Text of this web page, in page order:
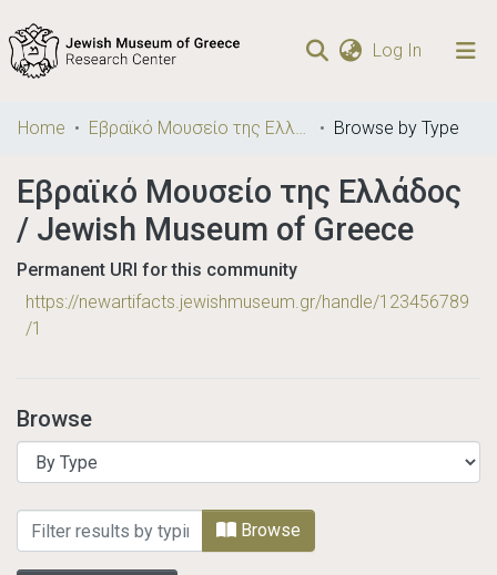
Log In (current)
Communities
Browse repository
Home Εβραϊκό Μουσείο της Ελλάδος / Jewish Museum of Greece Browse by Type
Εβραϊκό Μουσείο της Ελλάδος
/ Jewish Museum of Greece
Permanent URI for this community
https://newartifacts.jewishmuseum.gr/handle/123456789
/1
Browse
Browsing Εβραϊκό Μουσείο της
Browse